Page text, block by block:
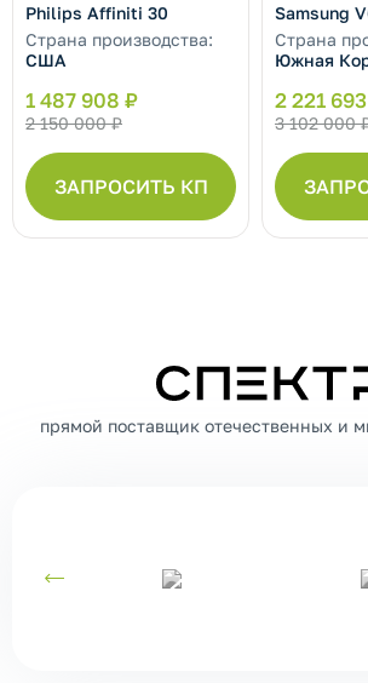
Philips Affiniti 30
Страна производства:
США
1 487 908 ₽
2 150 000 ₽
ЗАПРОСИТЬ КП
Samsung
Страна
Южная
2 221
3 102 000
прямой поставщик отечественных и